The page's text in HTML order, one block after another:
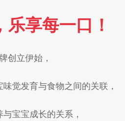
享每一口！
创立伊始，
觉发育与食物之间的关联，
宝宝成长的关系，